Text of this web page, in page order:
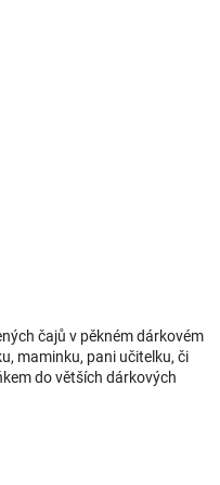
čajů v pěkném dárkovém
maminku, pani učitelku, či
do větších dárkových